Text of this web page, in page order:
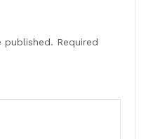
published. Required